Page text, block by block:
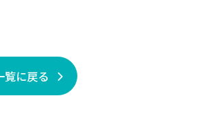
覧に戻る